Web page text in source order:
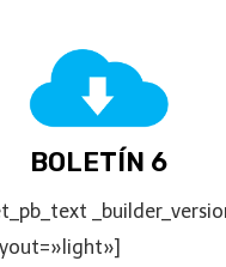
BOLETÍN 6